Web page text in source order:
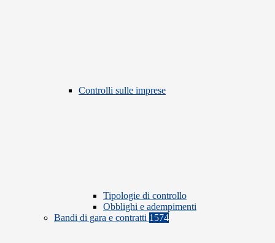
Controlli sulle imprese
Tipologie di controllo
Obblighi e adempimenti
Bandi di gara e contratti 1574